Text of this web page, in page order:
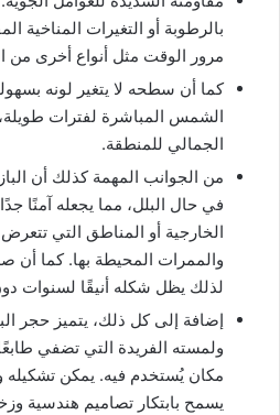
بالرطوبة أو التغيرات المناخية
مرور الوقت مثل أنواع أخرى من
كما أن سطحه لا يتغير لونه
الشمس المباشرة لفترات
الجمالي للمنطقة.
من الجوانب المهمة كذلك أن
في حال البلل، مما يجعله آمنًا
الخارجية أو المناطق التي
والممرات المحيطة بها. كما أن
لذلك يظل شكله أنيقًا لسنوات
إضافة إلى كل ذلك، يتميز حجر
ولمسته الفريدة التي تضفي
مكان يُستخدم فيه. يمكن تشكيله
يسمح بابتكار تصاميم هندسية